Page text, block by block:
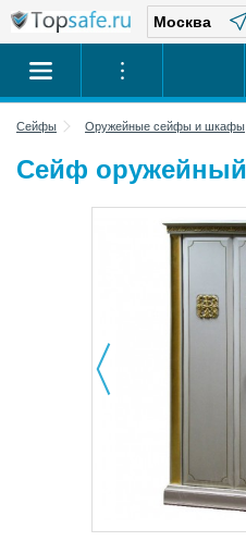
Сейфы Оружейные сейфы и шкафы
Сейф оружейный